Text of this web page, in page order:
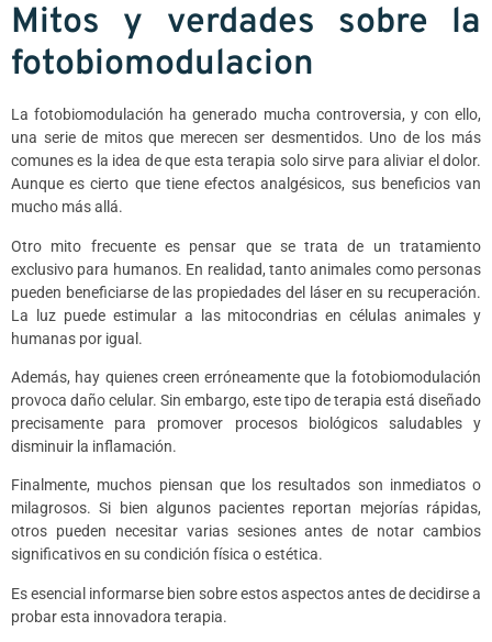
Mitos y verdades sobre la
fotobiomodulacion
La fotobiomodulación ha generado mucha controversia, y con ello,
una serie de mitos que merecen ser desmentidos. Uno de los más
comunes es la idea de que esta terapia solo sirve para aliviar el dolor.
Aunque es cierto que tiene efectos analgésicos, sus beneficios van
mucho más allá.
Otro mito frecuente es pensar que se trata de un tratamiento
exclusivo para humanos. En realidad, tanto animales como personas
pueden beneficiarse de las propiedades del láser en su recuperación.
La luz puede estimular a las mitocondrias en células animales y
humanas por igual.
Además, hay quienes creen erróneamente que la fotobiomodulación
provoca daño celular. Sin embargo, este tipo de terapia está diseñado
precisamente para promover procesos biológicos saludables y
disminuir la inflamación.
Finalmente, muchos piensan que los resultados son inmediatos o
milagrosos. Si bien algunos pacientes reportan mejorías rápidas,
otros pueden necesitar varias sesiones antes de notar cambios
significativos en su condición física o estética.
Es esencial informarse bien sobre estos aspectos antes de decidirse a
probar esta innovadora terapia.